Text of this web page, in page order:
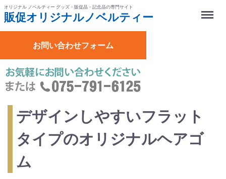
オリジナル ノベルティー グッズ・販促品・記念品の専門サイト
販促オリジナルノベルティー
お問い合わせフォーム
Menu
デザインしやすいフラット
タイプのオリジナルヘアゴ
ム